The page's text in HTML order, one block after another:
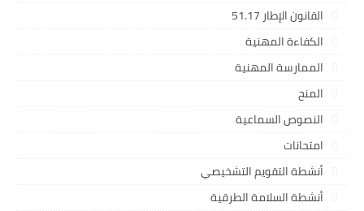
القانون الإطار 51.17
الكفاءة المهنية
الممارسة المهنية
المنح
النصوص السماعية
امتحانات
أنشطة التقويم التشخيصي
أنشطة السلامة الطرقية